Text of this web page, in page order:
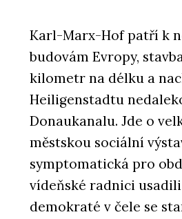
Karl-Marx-Hof patří k
budovám Evropy,
kilometr na délku a
Heiligenstadtu
Donaukanalu. Jde o
městskou sociální
symptomatická pro
vídeňské radnici
demokraté v čele se